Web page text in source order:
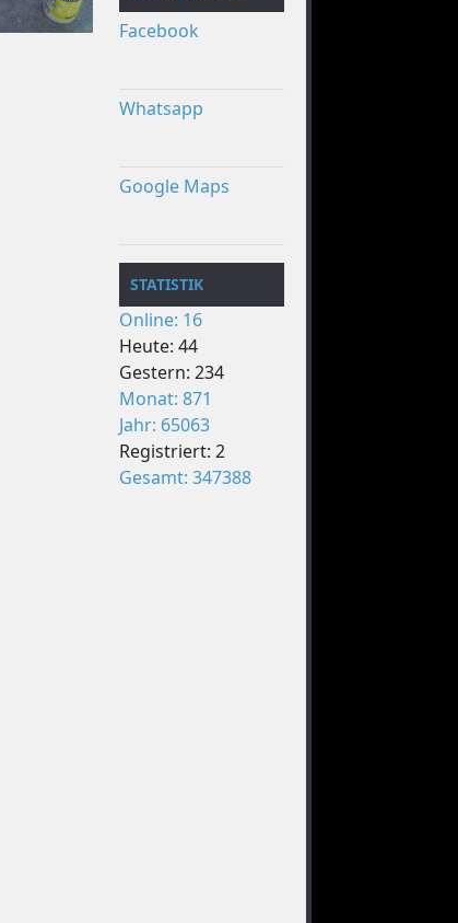
Facebook
Whatsapp
Google Maps
STATISTIK
Online: 16
Heute: 44
Gestern: 234
Monat: 871
Jahr: 65063
Registriert: 2
Gesamt: 347388